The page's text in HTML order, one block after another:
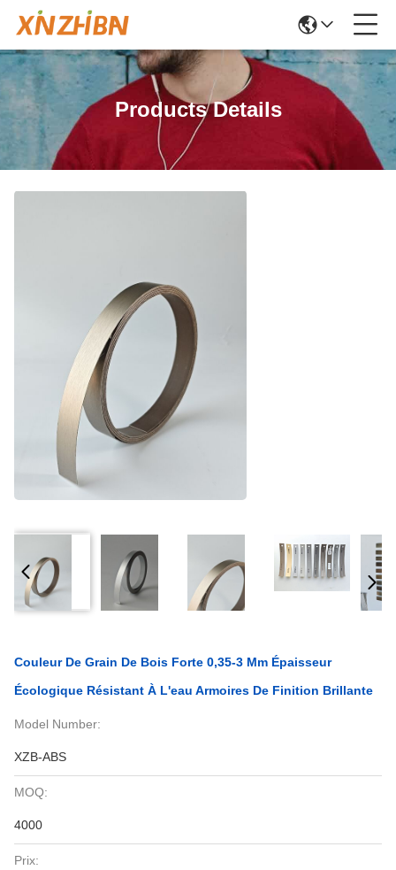
Products Details
Couleur De Grain De Bois Forte 0,35-3 Mm Épaisseur
Écologique Résistant À L'eau Armoires De Finition Brillante
Model Number:
XZB-ABS
MOQ:
4000
Prix: